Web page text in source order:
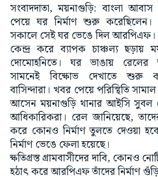
সংবাদদাতা, ময়নাগুড়ি: বাংলা
পেয়ে ঘর নির্মাণ শুরু করেছিলেন।
সকালে সেই ঘর ভেঙে দিল
কেন্দ্র করে ব্যাপক চাঞ্চল্য ছড়ায়
দোমোহনিতে। ঘর ভাঙায় রেলের
সামনেই বিক্ষোভ দেখাতে শুরু
বাসিন্দারা। খবর পেয়ে পরিস্থিতি
আসেন ময়নাগুড়ি থানার আইসি
আধিকারিকরা। রেল জানিয়েছে,
করে কোনও নির্মাণ তুলতে দেওয়া
নির্মাণ ভেঙে ফেলা হয়েছে।
ক্ষতিগ্রস্ত গ্রামবাসীদের দাবি, কোনও
হঠাৎ করে আরপিএফ তাঁদের নির্মাণ